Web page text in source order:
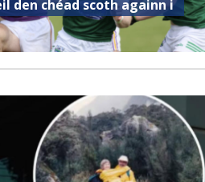
den chéad scoth againn i